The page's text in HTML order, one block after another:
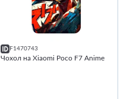
F1470743
Чохол на Xiaomi Poco F7 Anime